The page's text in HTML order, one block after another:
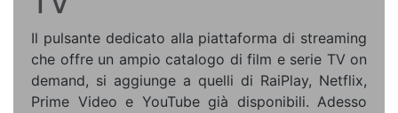
Il pulsante dedicato alla piattaforma di streaming
che offre un ampio catalogo di film e serie TV on
demand, si aggiunge a quelli di RaiPlay, Netflix,
Prime Video e YouTube già disponibili. Adesso